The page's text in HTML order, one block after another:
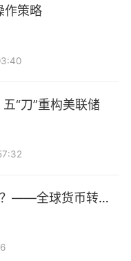
不确定性。
。”一位在证券公司
次发行债券外，目
企业可能真的出问
出债券市场，降低
终止评级，部分企
负面舆情较多，预
作策略
“刀”重构美联储
——全球货币转向